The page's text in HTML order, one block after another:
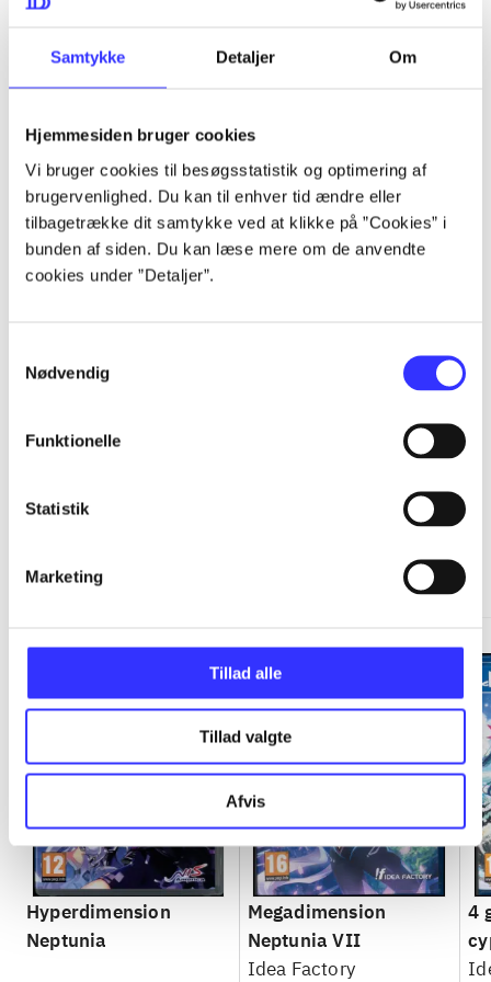
Samtykke Detaljer Om
Hjemmesiden bruger cookies
Vi bruger cookies til besøgsstatistik og optimering af
brugervenlighed. Du kan til enhver tid ændre eller
tilbagetrække dit samtykke ved at klikke på ”Cookies” i
bunden af siden. Du kan læse mere om de anvendte
cookies under ”Detaljer”.
Nødvendig
Funktionelle
Statistik
Marketing
Tillad alle
Tillad valgte
Afvis
Alle registrerede artikler fordelt på udgivelser
...
...
...
Neptunia
Gå til serien
Hyperdimension
Neptunia
Megadimension
Neptunia VII
Idea Factory
4